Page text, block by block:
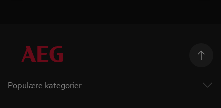
Populære kategorier